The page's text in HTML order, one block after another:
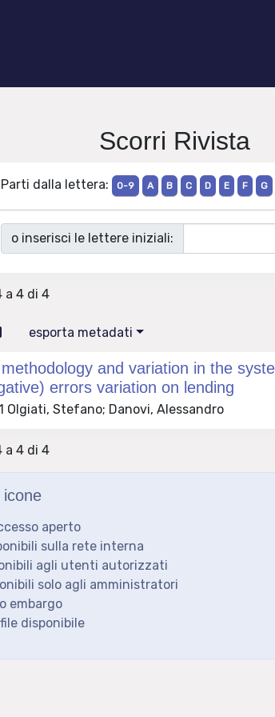
Scorri Rivista
Parti dalla lettera: 0-9 A B C D E F G
o inserisci le lettere iniziali:
a 4 di 4
esporta metadati
and variation in the
errors variation on lending
Olgiati, Stefano; Danovi, Alessandro
a 4 di 4
icone
aperto
sulla rete interna
agli utenti autorizzati
solo agli amministratori
embargo
disponibile